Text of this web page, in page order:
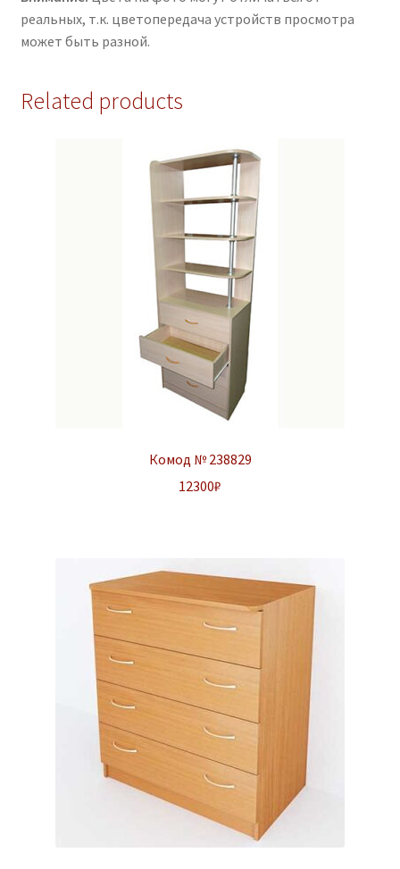
реальных, т.к. цветопередача устройств просмотра
может быть разной.
Related products
Комод № 238829
12300₽